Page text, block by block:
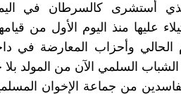
أستشرى كالسرطان في
عليها منذ اليوم الأول من
الحالي وأحزاب المعارضة في
الشباب السلمي الآن من المولد
من جماعة الإخوان